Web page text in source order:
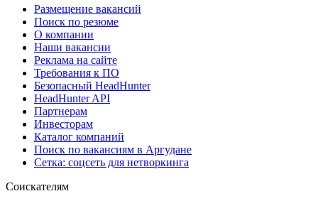
Размещение вакансий
Поиск по резюме
О компании
Наши вакансии
Реклама на сайте
Требования к ПО
Безопасный HeadHunter
HeadHunter API
Партнерам
Инвесторам
Каталог компаний
Поиск по вакансиям в Аргудане
Сетка: соцсеть для нетворкинга
Соискателям